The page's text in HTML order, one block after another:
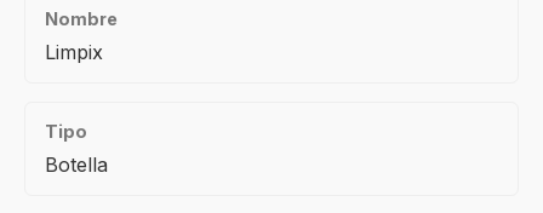
Nombre
Limpix
Tipo
Botella